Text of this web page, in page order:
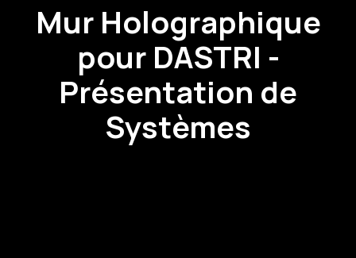
Mur Holographique
pour DASTRI -
Présentation de
Systèmes